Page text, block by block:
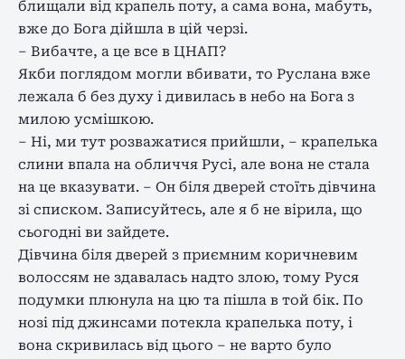
блищали від крапель поту, а сама вона, мабуть,
вже до Бога дійшла в цій черзі.
– Вибачте, а це все в ЦНАП?
Якби поглядом могли вбивати, то Руслана вже
лежала б без духу і дивилась в небо на Бога з
милою усмішкою.
– Ні, ми тут розважатися прийшли, – крапелька
слини впала на обличчя Русі, але вона не стала
на це вказувати. – Он біля дверей стоїть дівчина
зі списком. Записуйтесь, але я б не вірила, що
сьогодні ви зайдете.
Дівчина біля дверей з приємним коричневим
волоссям не здавалась надто злою, тому Руся
подумки плюнула на цю та пішла в той бік. По
нозі під джинсами потекла крапелька поту, і
вона скривилась від цього – не варто було